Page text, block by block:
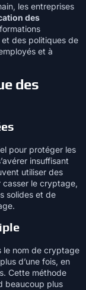
les entreprises
des
des politiques de
et à
des
pour protéger les
insuffisant
utiliser des
le cryptage,
solides et de
le nom de cryptage
d’une fois, en
Cette méthode
beaucoup plus